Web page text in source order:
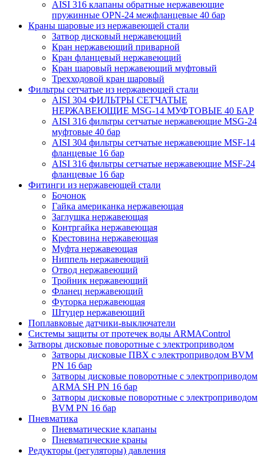
AISI 316 клапаны обратные нержавеющие
пружинные OPN-24 межфланцевые 40 бар
Краны шаровые из нержавеющей стали
Затвор дисковый нержавеющий
Кран нержавеющий приварной
Кран фланцевый нержавеющий
Кран шаровый нержавеющий муфтовый
Трехходовой кран шаровый
Фильтры сетчатые из нержавеющей стали
AISI 304 ФИЛЬТРЫ СЕТЧАТЫЕ
НЕРЖАВЕЮЩИЕ MSG-14 МУФТОВЫЕ 40 БАР
AISI 316 фильтры сетчатые нержавеющие MSG-24
муфтовые 40 бар
AISI 304 фильтры сетчатые нержавеющие MSF-14
фланцевые 16 бар
AISI 316 фильтры сетчатые нержавеющие MSF-24
фланцевые 16 бар
Фитинги из нержавеющей стали
Бочонок
Гайка американка нержавеющая
Заглушка нержавеющая
Контргайка нержавеющая
Крестовина нержавеющая
Муфта нержавеющая
Ниппель нержавеющий
Отвод нержавеющий
Тройник нержавеющий
Фланец нержавеющий
Футорка нержавеющая
Штуцер нержавеющий
Поплавковые датчики-выключатели
Системы защиты от протечек воды ARMAControl
Затворы дисковые поворотные с электроприводом
Затворы дисковые ПВХ с электроприводом BVM
PN 16 бар
Затворы дисковые поворотные с электроприводом
ARMA SH PN 16 бар
Затворы дисковые поворотные с электроприводом
BVM PN 16 бар
Пневматика
Пневматические клапаны
Пневматические краны
Редукторы (регуляторы) давления